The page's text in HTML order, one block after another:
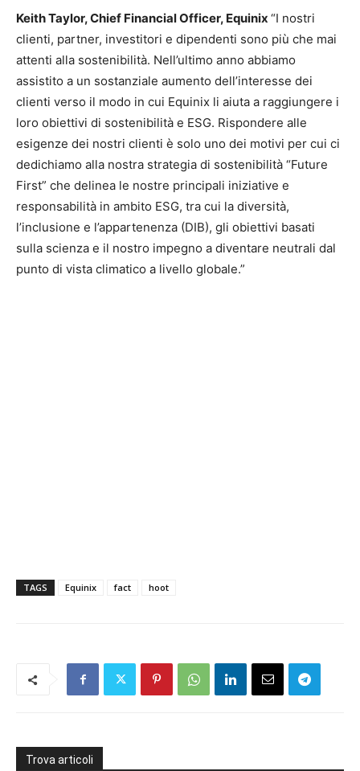
Keith Taylor, Chief Financial Officer, Equinix “I nostri
clienti, partner, investitori e dipendenti sono più che mai
attenti alla sostenibilità. Nell’ultimo anno abbiamo
assistito a un sostanziale aumento dell’interesse dei
clienti verso il modo in cui Equinix li aiuta a raggiungere i
loro obiettivi di sostenibilità e ESG. Rispondere alle
esigenze dei nostri clienti è solo uno dei motivi per cui ci
dedichiamo alla nostra strategia di sostenibilità “Future
First” che delinea le nostre principali iniziative e
responsabilità in ambito ESG, tra cui la diversità,
l’inclusione e l’appartenenza (DIB), gli obiettivi basati
sulla scienza e il nostro impegno a diventare neutrali dal
punto di vista climatico a livello globale.”
TAGS Equinix fact hoot
Trova articoli